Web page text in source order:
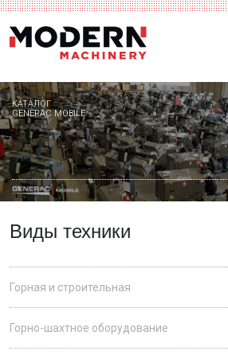
КАТАЛОГ
GENERAC MOBILE
Виды техники
Горная и строительная
Горно-шахтное оборудование